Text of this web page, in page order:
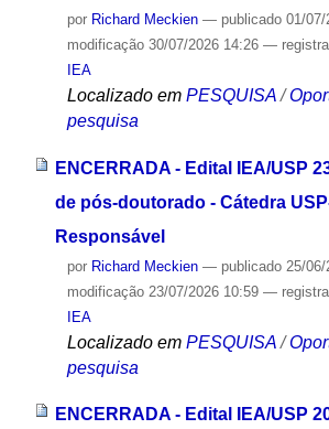
por Richard Meckien — publicado01/07/
modificação30/07/2026 14:26 —
IEA
Localizado em PESQUISA /
pesquisa
ENCERRADA - Edital IEA/USP
de pós-doutorado - Cátedra
Responsável
por Richard Meckien — publicado25/06/
modificação23/07/2026 10:59 —
IEA
Localizado em PESQUISA /
pesquisa
ENCERRADA - Edital IEA/USP